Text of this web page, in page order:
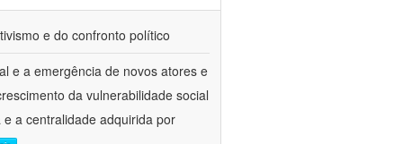
e do confronto político
e a emergência de novos atores e
da vulnerabilidade social
a centralidade adquirida por